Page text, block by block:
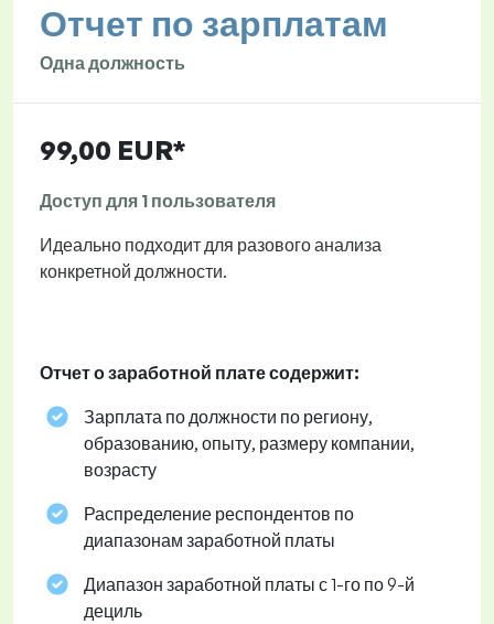
Отчет по зарплатам
Одна должность
99,00 EUR*
Доступ для 1 пользователя
Идеально подходит для разового анализа
конкретной должности.
Отчет о заработной плате содержит:
Зарплата по должности по региону,
образованию, опыту, размеру компании,
возрасту
Распределение респондентов по
диапазонам заработной платы
Диапазон заработной платы с 1-го по 9-й
дециль